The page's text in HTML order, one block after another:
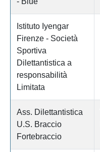
Istituto Iyengar
Firenze - Società
Sportiva
Dilettantistica a
responsabilità
Limitata
Ass. Dilettantistica
U.S. Braccio
Fortebraccio